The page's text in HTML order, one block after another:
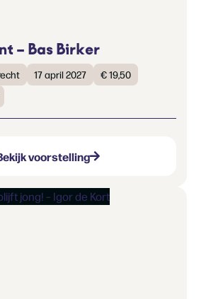
– Bas Birker
17 april 2027
€ 19,50
voorstelling